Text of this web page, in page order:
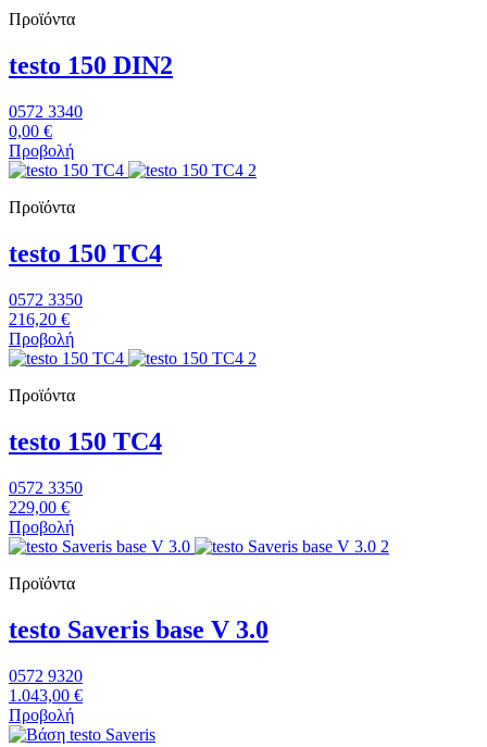
Προϊόντα
testo 150 DIN2
0572 3340
0,00 €
Προβολή
Προϊόντα
testo 150 TC4
0572 3350
216,20 €
Προβολή
Προϊόντα
testo 150 TC4
0572 3350
229,00 €
Προβολή
Προϊόντα
testo Saveris base V 3.0
0572 9320
1.043,00 €
Προβολή